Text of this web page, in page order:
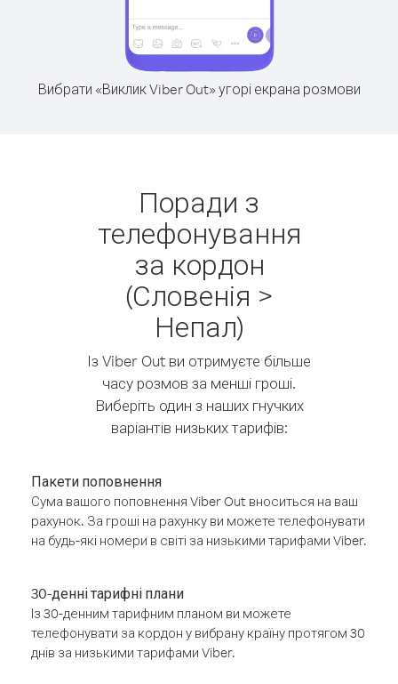
Вибрати «Виклик Viber Out» угорі екрана розмови
Поради з
телефонування
за кордон
(Словенія >
Непал)
Із Viber Out ви отримуєте більше
часу розмов за менші гроші.
Виберіть один з наших гнучких
варіантів низьких тарифів:
Пакети поповнення
Сума вашого поповнення Viber Out вноситься на ваш
рахунок. За гроші на рахунку ви можете телефонувати
на будь-які номери в світі за низькими тарифами Viber.
30-денні тарифні плани
Із 30-денним тарифним планом ви можете
телефонувати за кордон у вибрану країну протягом 30
днів за низькими тарифами Viber.